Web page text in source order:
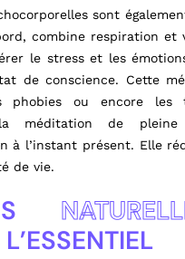
sont
combine respiration et
le stress et les
de conscience. Cette
phobies ou encore les
méditation de pleine
à l’instant présent. Elle
de vie.